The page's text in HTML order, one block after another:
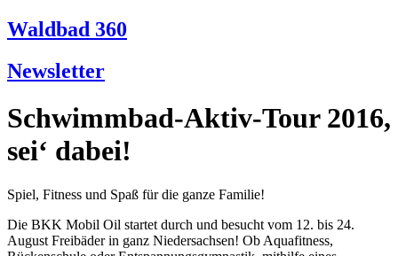
Waldbad 360
Newsletter
Schwimmbad-Aktiv-Tour 2016,
sei‘ dabei!
Spiel, Fitness und Spaß für die ganze Familie!
Die BKK Mobil Oil startet durch und besucht vom 12. bis 24.
August Freibäder in ganz Niedersachsen! Ob Aquafitness,